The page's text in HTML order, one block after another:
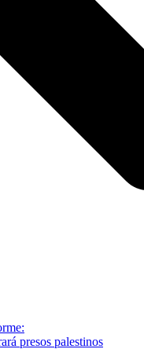
presos palestinos